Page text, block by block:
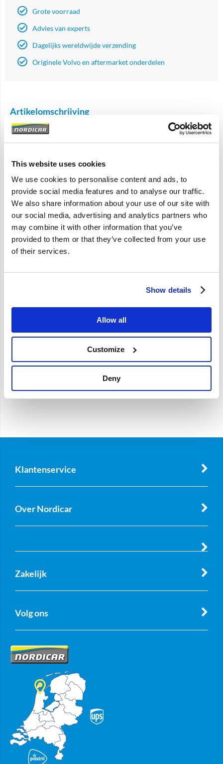
This website uses cookies
We use cookies to personalise content and ads, to
provide social media features and to analyse our traffic.
We also share information about your use of our site with
our social media, advertising and analytics partners who
may combine it with other information that you’ve
provided to them or that they’ve collected from your use
of their services.
Show details
Allow all
Customize
Deny
Grote voorraad
Advies van experts
Dagelijks wereldwijde verzending
Originele Volvo en aftermarket onderdelen
Artikelomschrijving
Lampje verwarming ECC bediening
V70 (-00)
Celsius en Farenheit
Specificaties
Klantenservice
Over Nordicar
Zakelijk
Volg ons